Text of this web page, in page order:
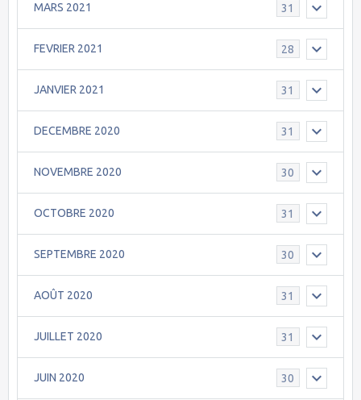
MARS 2021 31
FEVRIER 2021 28
JANVIER 2021 31
DECEMBRE 2020 31
NOVEMBRE 2020 30
OCTOBRE 2020 31
SEPTEMBRE 2020 30
AOÛT 2020 31
JUILLET 2020 31
JUIN 2020 30